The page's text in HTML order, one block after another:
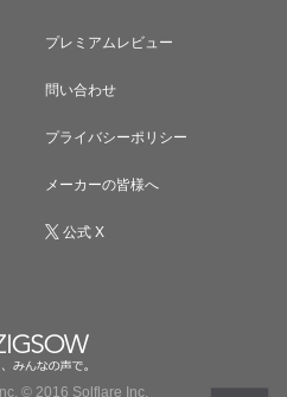
プレミアムレビュー
問い合わせ
プライバシーポリシー
メーカーの皆様へ
公式 X
© 2016 Solflare Inc.